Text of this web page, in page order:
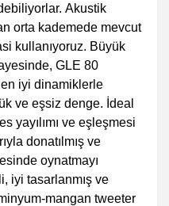
Akustik
orta kademede mevcut
kullanıyoruz. Büyük
GLE 80
iyi dinamiklerle
ve eşsiz denge. İdeal
yayılımı ve eşleşmesi
donatılmış ve
oynatmayı
iyi tasarlanmış ve
mangan tweeter